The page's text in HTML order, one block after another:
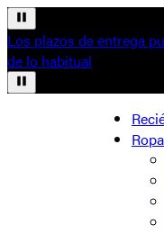
Los plazos de entrega
de lo habitual
Ropa